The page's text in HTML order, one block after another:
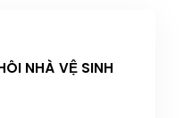
NHÀ VỆ SINH